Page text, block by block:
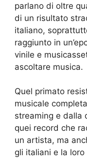
parlano di oltre
di un risultato
italiano,
raggiunto in
vinile e
ascoltare musica.
Quel primato
musicale
streaming e dalla
quei record che
un artista, ma
gli italiani e la loro